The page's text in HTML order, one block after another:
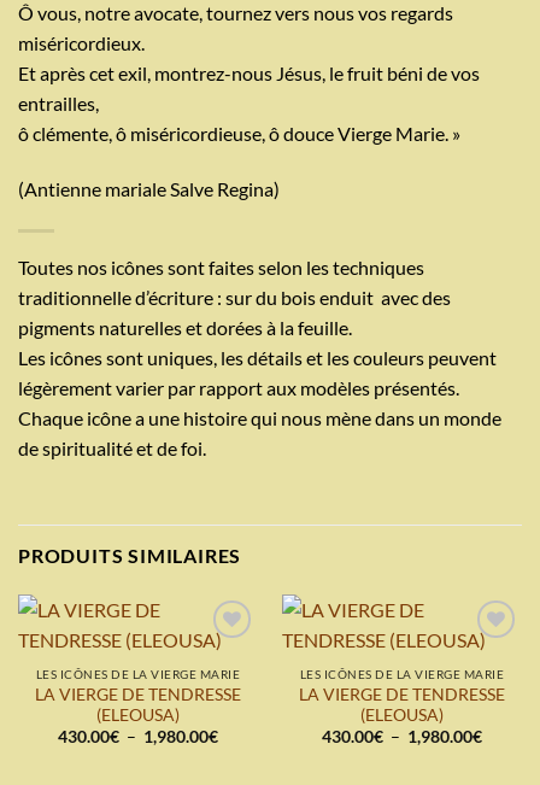
Ô vous, notre avocate, tournez vers nous vos regards
miséricordieux.
Et après cet exil, montrez-nous Jésus, le fruit béni de vos
entrailles,
ô clémente, ô miséricordieuse, ô douce Vierge Marie. »
(Antienne mariale Salve Regina)
Toutes nos icônes sont faites selon les techniques
traditionnelle d’écriture : sur du bois enduit avec des
pigments naturelles et dorées à la feuille.
Les icônes sont uniques, les détails et les couleurs peuvent
légèrement varier par rapport aux modèles présentés.
Chaque icône a une histoire qui nous mène dans un monde
de spiritualité et de foi.
PRODUITS SIMILAIRES
Add to
wishlist
LES ICÔNES DE LA VIERGE MARIE
LA VIERGE DE TENDRESSE
(ELEOUSA)
430.00€ – 1,980.00€Plage
Add to
wishlist
LES ICÔNES DE LA VIERGE MARIE
LA VIERGE DE TENDRESSE
(ELEOUSA)
430.00€ – 1,980.00€Plage